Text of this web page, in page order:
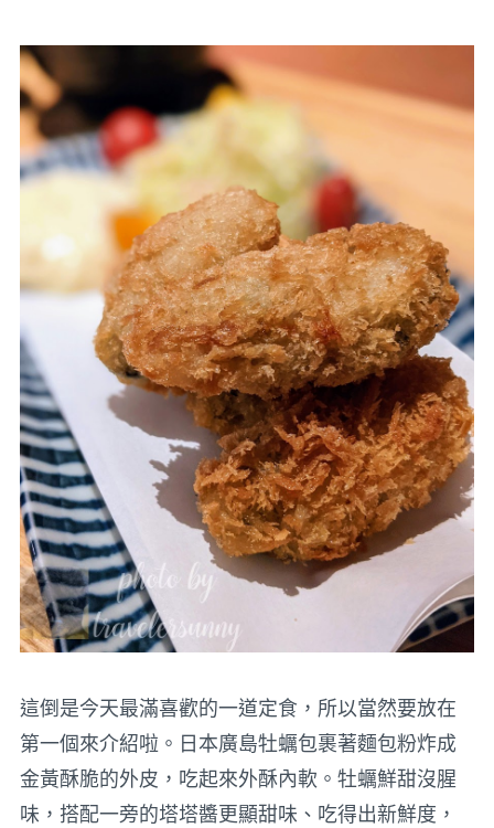
這倒是今天最滿喜歡的一道定食，所以當然要放在
第一個來介紹啦。日本廣島牡蠣包裹著麵包粉炸成
金黃酥脆的外皮，吃起來外酥內軟。牡蠣鮮甜沒腥
味，搭配一旁的塔塔醬更顯甜味、吃得出新鮮度，